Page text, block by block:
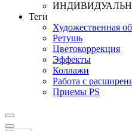
Теги
Художественная
Ретушь
Цветокоррекция
Эффекты
Коллажи
Работа с
Приемы PS